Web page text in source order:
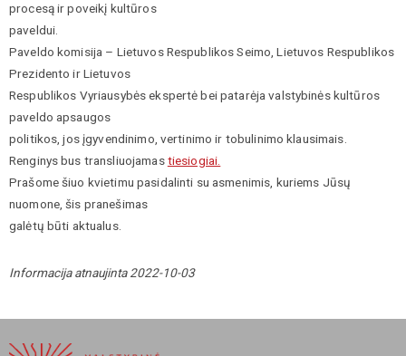
procesą ir poveikį kultūros
paveldui.
Paveldo komisija – Lietuvos Respublikos Seimo, Lietuvos Respublikos
Prezidento ir Lietuvos
Respublikos Vyriausybės ekspertė bei patarėja valstybinės kultūros
paveldo apsaugos
politikos, jos įgyvendinimo, vertinimo ir tobulinimo klausimais.
Renginys bus transliuojamastiesiogiai.
Prašome šiuo kvietimu pasidalinti su asmenimis, kuriems Jūsų
nuomone, šis pranešimas
galėtų būti aktualus.
Informacija atnaujinta 2022-10-03